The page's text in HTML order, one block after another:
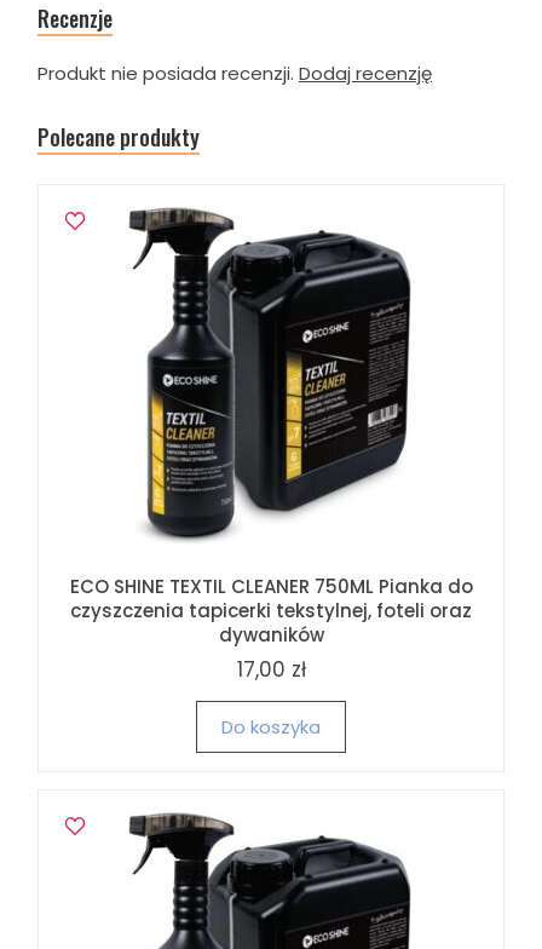
Recenzje
Produkt nie posiada recenzji. Dodaj recenzję
Polecane produkty
ECO SHINE TEXTIL CLEANER 750ML Pianka do
czyszczenia tapicerki tekstylnej, foteli oraz
dywaników
17,00 zł
Do koszyka
W ostatnich 7 dniach produktem interesuje się